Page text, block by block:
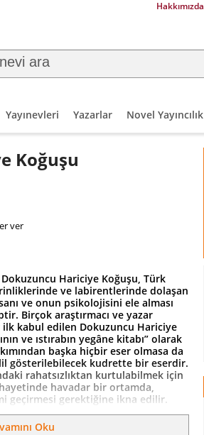
Hakkımızda
Yayınevleri Yazarlar Novel Yayıncılık
Koğuşu
ver
Hariciye Koğuşu, Türk
ve labi­rentlerinde dolaşan
ve onun psikolojisini ele alması
Birçok araştırmacı ve yazar
kabul edilen Dokuzuncu Hariciye
ve ıstırabın yegâne kitabı” olarak
başka hiçbir eser olmasa da
gösterilebilecek kudrette bir eserdir.
rahatsızlıktan kurtulabilmek için
havadar bir ortamda,
geçirmesi gerektiğine ikna edilir.
Erenköyü'ndeki köşkünde
kendi evi ve hastaneye gidiş
Oku